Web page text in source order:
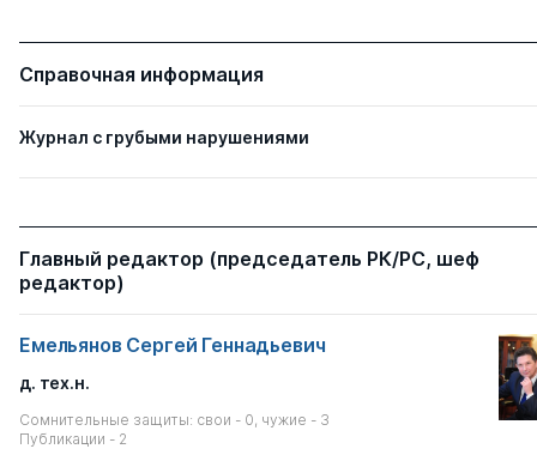
Справочная информация
Журнал с грубыми нарушениями
Главный редактор (председатель РК/РС, шеф
редактор)
Емельянов Сергей Геннадьевич
д. тех.н.
Сомнительные защиты: свои - 0, чужие - 3
Публикации - 2